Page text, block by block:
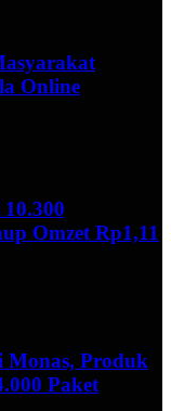
Online
Omzet Rp1,11
Monas, Produk
Paket